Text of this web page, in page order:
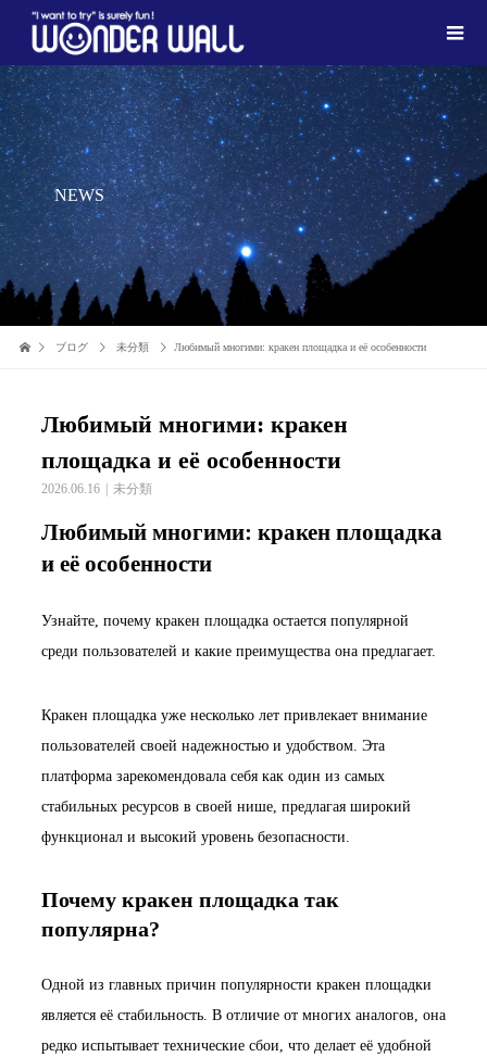
NEWS
ブログ 未分類 Любимый многими: кракен площадка и её особенности
Любимый многими: кракен
площадка и её особенности
2026.06.16 未分類
Любимый многими: кракен площадка
и её особенности
Узнайте, почему кракен площадка остается популярной
среди пользователей и какие преимущества она предлагает.
Кракен площадка уже несколько лет привлекает внимание
пользователей своей надежностью и удобством. Эта
платформа зарекомендовала себя как один из самых
стабильных ресурсов в своей нише, предлагая широкий
функционал и высокий уровень безопасности.
Почему кракен площадка так
популярна?
Одной из главных причин популярности кракен площадки
является её стабильность. В отличие от многих аналогов, она
редко испытывает технические сбои, что делает её удобной